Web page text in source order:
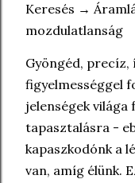
Keresés →
mozdulatlanság
Gyöngéd, precíz,
figyelmességgel
jelenségek
tapasztalásra -
kapaszkodónk a
van, amíg élünk.